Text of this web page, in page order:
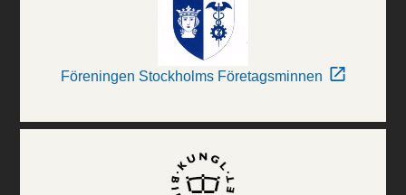
Föreningen Stockholms Företagsminnen